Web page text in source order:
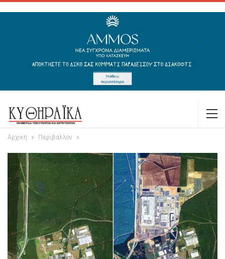
Αρχική Περιβάλλον